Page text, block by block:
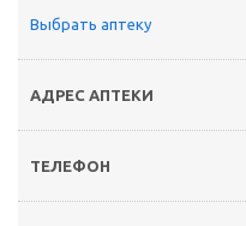
Выбрать аптеку